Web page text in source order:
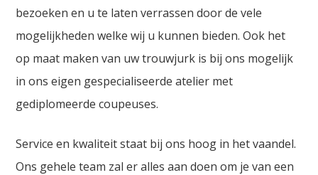
bezoeken en u te laten verrassen door de vele
mogelijkheden welke wij u kunnen bieden. Ook het
op maat maken van uw trouwjurk is bij ons mogelijk
in ons eigen gespecialiseerde atelier met
gediplomeerde coupeuses.
Service en kwaliteit staat bij ons hoog in het vaandel.
Ons gehele team zal er alles aan doen om je van een